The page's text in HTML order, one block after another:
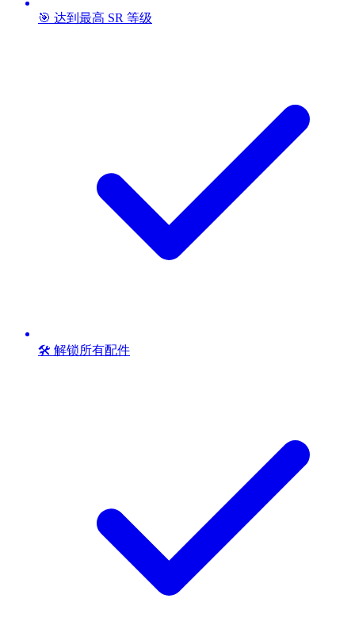
🎯 达到最高 SR 等级
🛠️ 解锁所有配件